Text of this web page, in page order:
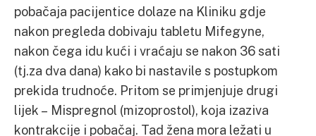
pobačaja pacijentice dolaze na Kliniku gdje
nakon pregleda dobivaju tabletu Mifegyne,
nakon čega idu kući i vraćaju se nakon 36 sati
(tj.za dva dana) kako bi nastavile s postupkom
prekida trudnoće. Pritom se primjenjuje drugi
lijek – Mispregnol (mizoprostol), koja izaziva
kontrakcije i pobačaj. Tad žena mora ležati u